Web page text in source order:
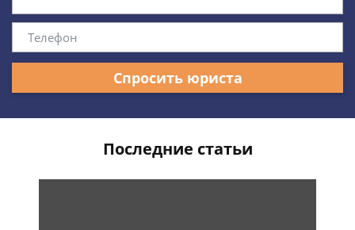
Спросить юриста
Последние статьи